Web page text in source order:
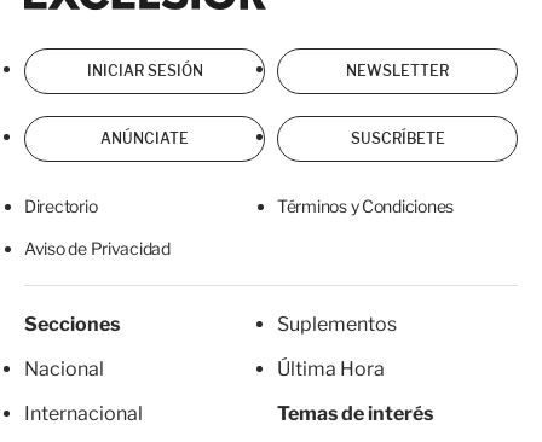
INICIAR SESIÓN NEWSLETTER
ANÚNCIATE SUSCRÍBETE
Directorio Términos y Condiciones
Aviso de Privacidad
Secciones
Nacional
Internacional
Suplementos
Última Hora
Temas de interés